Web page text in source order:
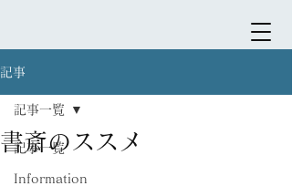
記事
記事一覧
Information
記事一覧
書斎のススメ